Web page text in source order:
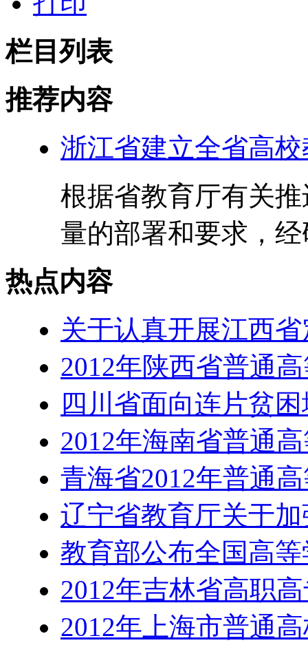
栏目列表
推荐内容
浙江省建立全省高
根据省教育厅有关
量的部署和要求，
热点内容
关于认真开展江西
2012年陕西省普通
四川省面向连片贫
2012年海南省普通
青海省2012年普通
辽宁省教育厅关于
教育部公布全国高
2012年吉林省高职
2012年上海市普通